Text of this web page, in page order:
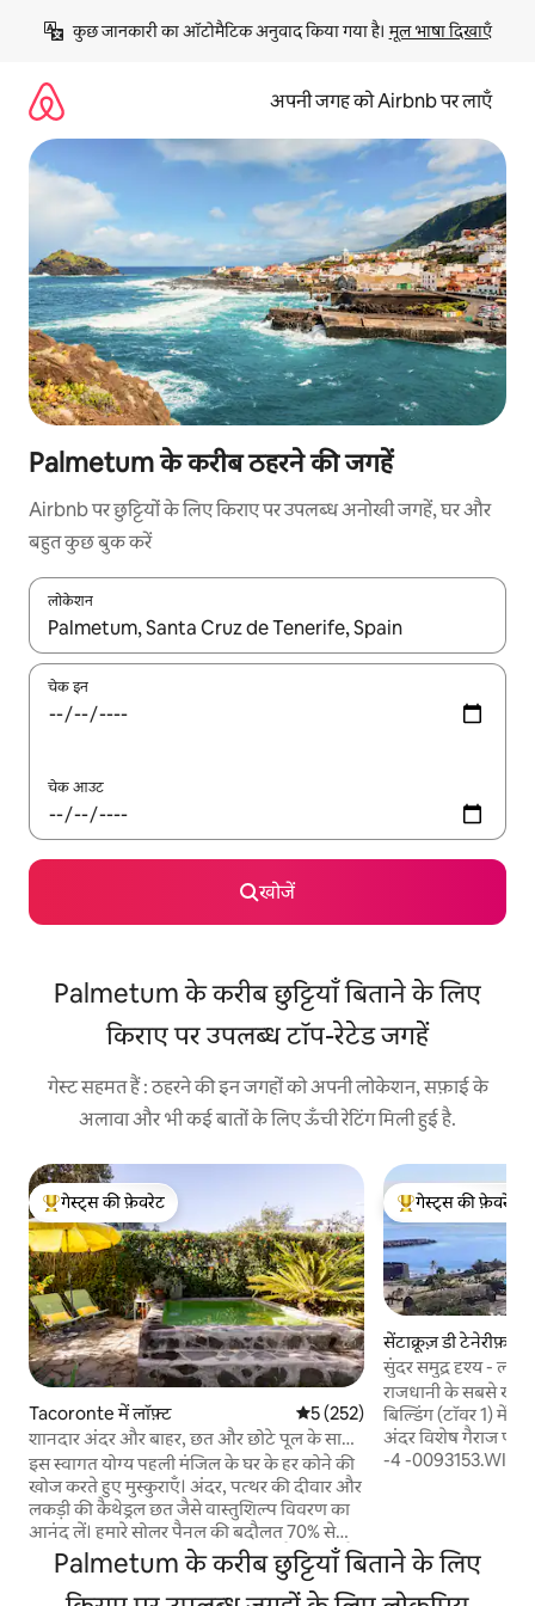
छोड़कर
कॉन्टेंट
कुछ जानकारी का ऑटोमैटिक अनुवाद किया गया है। मूल भाषा दिखाएँ
अपनी जगह को Airbnb पर लाएँ
Palmetum के करीब ठहरने की जगहें
Airbnb पर छुट्टियों के लिए किराए पर उपलब्ध अनोखी जगहें, घर और
बहुत कुछ बुक करें
लोकेशन
नतीजों के उपलब्ध होने पर, अप और डाउन 'ऐरो की' का इस्तेमाल करके नेविगेट
चेक इन
चेक आउट
खोजें
Palmetum के करीब छुट्टियाँ बिताने के लिए
किराए पर उपलब्ध टॉप-रेटेड जगहें
गेस्ट सहमत हैं : ठहरने की इन जगहों को अपनी लोकेशन, सफ़ाई के
अलावा और भी कई बातों के लिए ऊँची रेटिंग मिली हुई है.
गेस्ट्स का टॉप फ़ेवरेट
गेस्ट्स की फ़ेवरेट
Tacoronte में लॉफ़्ट औसत रेटिंग 5 में से 5, 252 समीक्षाएँ
5 (252)
शानदार अंदर और बाहर, छत और छोटे पूल के साथ
पेंटहाउस
इस स्वागत योग्य पहली मंजिल के घर के हर कोने की
खोज करते हुए मुस्कुराएँ। अंदर, पत्थर की दीवार और
लकड़ी की कैथेड्रल छत जैसे वास्तुशिल्प विवरण का
आनंद लें। हमारे सोलर पैनल की बदौलत 70% से
ज़्यादा बिजली की खपत खुद - ब - खुद पैदा होती है।
इको - फ़्रेंडली घर :) फिर बाहर के नज़ारे और पीछे के
आँगन के लिए बालकनी के बाहर जाएँ, चिल आउट
गेस्ट्स का टॉप फ़ेवरेट
गेस्ट्स की फ़ेवरेट
सेंटाक्रूज़ डी टेनेरीफ़ा में
सुंदर समुद्र दृश्य -
राजधानी के सबसे
बिल्डिंग (टॉवर 1) में
अंदर विशेष गैराज प्लाज़ा शामिल
-4 -0093153.WIFI
वाईफ़ाई की सुविधा
जगह। 24 घंटे की
मॉल से 2 मिनट की
Palmetum के करीब छुट्टियाँ बिताने के लिए